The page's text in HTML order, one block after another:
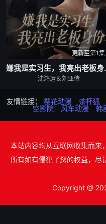
更新至第1集
嫌我
沈鸿运＆刘亚倩
友情链接： 樱花动漫 茶杯狐
空影院
风车动漫 韩
本站内容均从互联网收集而来
所有如有侵犯了您的权益，尽
Copyright @